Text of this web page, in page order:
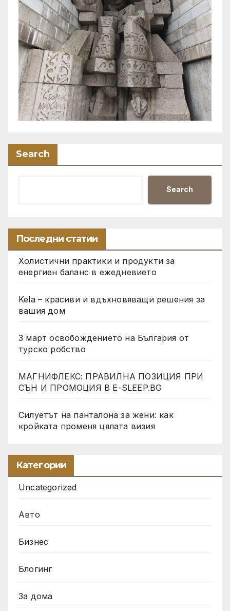
Search
Search
Последни статии
Холистични практики и продукти за
енергиен баланс в ежедневието
Kela – красиви и вдъхновяващи решения за
вашия дом
3 март освобождението на България от
турско робство
МАГНИФЛЕКС: ПРАВИЛНА ПОЗИЦИЯ ПРИ
СЪН И ПРОМОЦИЯ В Е-SLEEP.BG
Силуетът на панталона за жени: как
кройката променя цялата визия
Категории
Uncategorized
Авто
Бизнес
Блогинг
За дома